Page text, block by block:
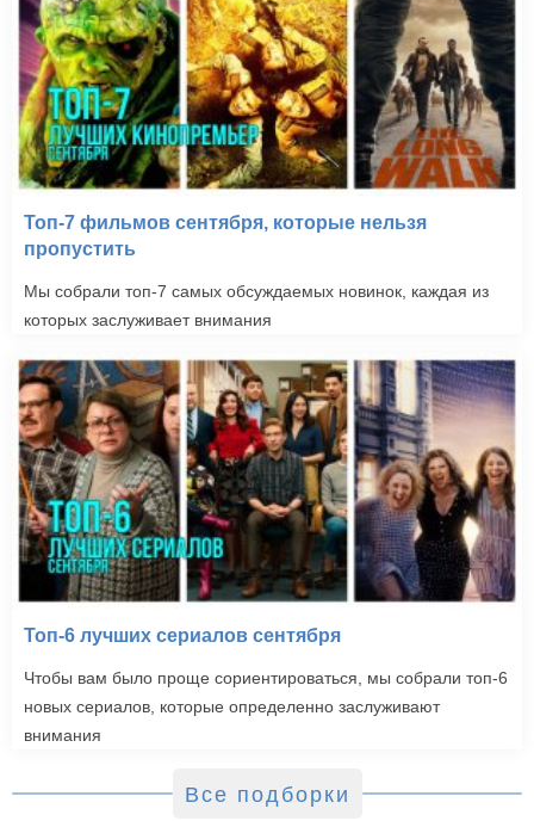
Топ-7 фильмов сентября, которые нельзя
пропустить
Мы собрали топ-7 самых обсуждаемых новинок, каждая из
которых заслуживает внимания
Топ-6 лучших сериалов сентября
Чтобы вам было проще сориентироваться, мы собрали топ-6
новых сериалов, которые определенно заслуживают
внимания
Все подборки